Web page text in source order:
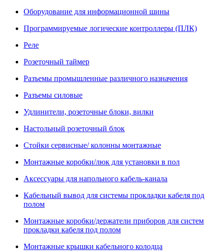
Оборудование для информационной шины
Программируемые логические контроллеры (ПЛК)
Реле
Розеточный таймер
Разъемы промышленные различного назначения
Разъемы силовые
Удлинители, розеточные блоки, вилки
Настольный розеточный блок
Стойки сервисные/ колонны монтажные
Монтажные коробки/люк для установки в пол
Аксессуары для напольного кабель-канала
Кабельный вывод для системы прокладки кабеля под
полом
Монтажные коробки/держатели приборов для систем
прокладки кабеля под полом
Монтажные крышки кабельного колодца